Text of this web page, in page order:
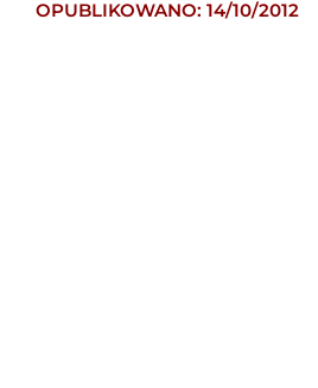
OPUBLIKOWANO: 14/10/2012